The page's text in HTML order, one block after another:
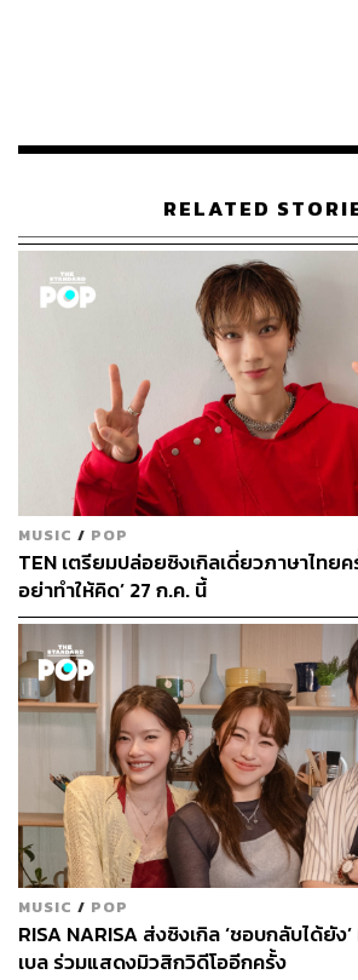
ด้านเนื้อหาของเพลงในMama’s Boy หลั
ราวความรัก ความสุข และความเจ็บปว
สัมพันธ์ของมนุษย์ แต่มีการขยายขอบเขต
อย่างเช่นเพลง
If This Is The Last Time
ออกมาเป็นจดหมายรักเพื่อส่งคำขอบคุณ
แต่ละคนที่คอยดูแลเอาใจใส่พวกเขาอยู่เส
ขอโทษสำหรับสิ่งที่เคยทำผิดไปด้วย เหมื
ร้องนำเคยให้สัมภาษณ์กับ THE
ออนไลน์ว่า “ความสำเร็จเกือบทั้งหมดใน
ให้คุณแม่ ซึ่งชื่ออัลบั้มนี้ตั้งเพื่อยกย่องเธอ
ไม่เคยพลาดสักวันหรือสักสัปดาห์ที่จะไป
เด็ก และช่วงวันเสาร์-อาทิตย์เราจะออกส
แข่งขันเปียโนที่ต่างๆ ด้วยกัน ซึ่งในวัยนั้
บ้าง แต่มาวันนี้รู้สึกขอบคุณเธอมากที่ไม่เค
นอกจากจะมี If This Is The Last Timeเป็
ต่างด้านเนื้อหาแล้ว ก็ยังมีเพลงCowboy
ได้แรงบันดาลใจในการแต่งมาจากเรื่องร
เติบโตขึ้นมาในรัฐโอคลาโฮมา และจำเป็
จากบ้านเกิดเพื่อไล่ล่าความฝันการเป็นศิ
อย่างลอสแอนเจลิส และเพลงอย่างI Still
เรื่องความขัดแย้งในจิตใจของมนุษย์ผู้ไม่
ในพระเจ้าเลย แต่บางเวลากลับสวดอ้อ
ชีวิตปราศจากสิ่งเลวร้าย และมีแต่สิ่งดีๆ
เพลงนี้มีจุดเด่นอยู่ที่การใช้คณะร้องประสา
คอรัสแบบกอสเปล ถือเป็นอีกหนึ่งเพลงระ
RELATED
MUSIC / POP
TEN เตรียมปล่อยซิงเกิลเดี่ยวภาษาไทยค
อย่าทำให้คิด’ 27 ก.ค. นี้
MUSIC / POP
RISA NARISA ส่งซิงเกิล ‘ชอบกลับได้ยัง
เบล ร่วมแสดงมิวสิกวิดีโออีกครั้ง